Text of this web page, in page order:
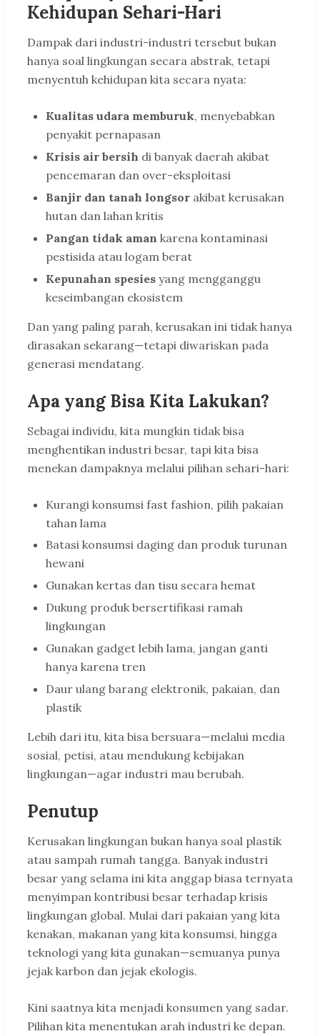
Kehidupan Sehari-Hari
Dampak dari industri-industri tersebut bukan
hanya soal lingkungan secara abstrak, tetapi
menyentuh kehidupan kita secara nyata:
Kualitas udara memburuk, menyebabkan
penyakit pernapasan
Krisis air bersih di banyak daerah akibat
pencemaran dan over-eksploitasi
Banjir dan tanah longsor akibat kerusakan
hutan dan lahan kritis
Pangan tidak aman karena kontaminasi
pestisida atau logam berat
Kepunahan spesies yang mengganggu
keseimbangan ekosistem
Dan yang paling parah, kerusakan ini tidak hanya
dirasakan sekarang—tetapi diwariskan pada
generasi mendatang.
Apa yang Bisa Kita Lakukan?
Sebagai individu, kita mungkin tidak bisa
menghentikan industri besar, tapi kita bisa
menekan dampaknya melalui pilihan sehari-hari:
Kurangi konsumsi fast fashion, pilih pakaian
tahan lama
Batasi konsumsi daging dan produk turunan
hewani
Gunakan kertas dan tisu secara hemat
Dukung produk bersertifikasi ramah
lingkungan
Gunakan gadget lebih lama, jangan ganti
hanya karena tren
Daur ulang barang elektronik, pakaian, dan
plastik
Lebih dari itu, kita bisa bersuara—melalui media
sosial, petisi, atau mendukung kebijakan
lingkungan—agar industri mau berubah.
Penutup
Kerusakan lingkungan bukan hanya soal plastik
atau sampah rumah tangga. Banyak industri
besar yang selama ini kita anggap biasa ternyata
menyimpan kontribusi besar terhadap krisis
lingkungan global. Mulai dari pakaian yang kita
kenakan, makanan yang kita konsumsi, hingga
teknologi yang kita gunakan—semuanya punya
jejak karbon dan jejak ekologis.
Kini saatnya kita menjadi konsumen yang sadar.
Pilihan kita menentukan arah industri ke depan.